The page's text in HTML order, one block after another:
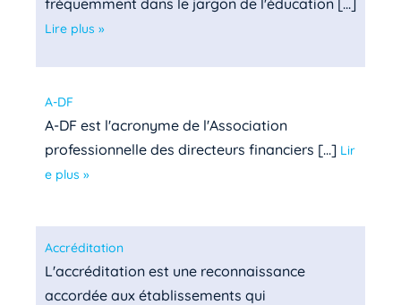
Lire plus »
A-DF
A-DF est l'acronyme de l'Association
professionnelle des directeurs financiers [...] Lir
e plus »
Accréditation
L'accréditation est une reconnaissance
accordée aux établissements qui